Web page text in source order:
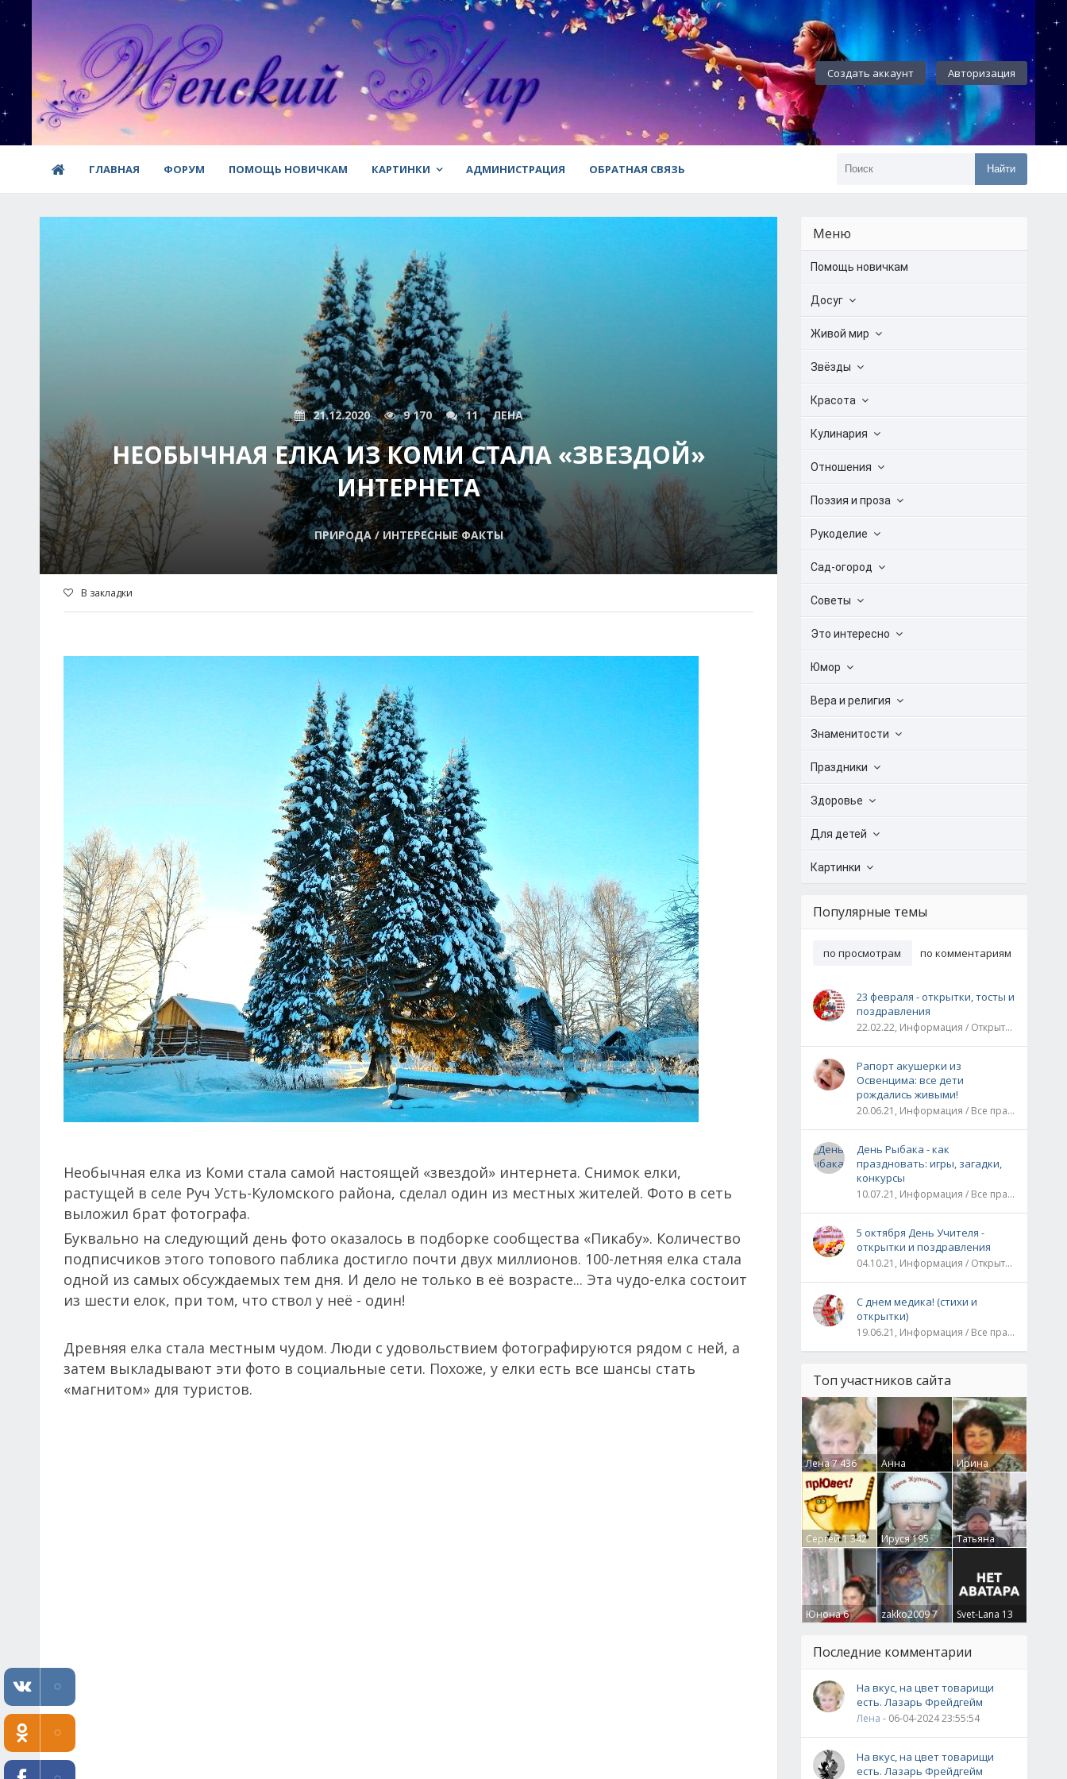
Создать аккаунт Авторизация
ГЛАВНАЯ ФОРУМ ПОМОЩЬ НОВИЧКАМ КАРТИНКИ АДМИНИСТРАЦИЯ ОБРАТНАЯ СВЯЗЬ Найти
21.12.2020 9 170 11 ЛЕНА
НЕОБЫЧНАЯ ЕЛКА ИЗ КОМИ СТАЛА «ЗВЕЗДОЙ»
ИНТЕРНЕТА
ПРИРОДА / ИНТЕРЕСНЫЕ ФАКТЫ
В закладки
Необычная елка из Коми стала самой настоящей «звездой» интернета. Снимок елки,
растущей в селе Руч Усть-Куломского района, сделал один из местных жителей. Фото в сеть
выложил брат фотографа.
Буквально на следующий день фото оказалось в подборке сообщества «Пикабу». Количество
подписчиков этого топового паблика достигло почти двух миллионов. 100-летняя елка стала
одной из самых обсуждаемых тем дня. И дело не только в её возрасте... Эта чудо-елка состоит
из шести елок, при том, что ствол у неё - один!
Древняя елка стала местным чудом. Люди с удовольствием фотографируются рядом с ней, а
затем выкладывают эти фото в социальные сети. Похоже, у елки есть все шансы стать
«магнитом» для туристов.
Меню
Помощь новичкам
Досуг
Живой мир
Звёзды
Красота
Кулинария
Отношения
Поэзия и проза
Рукоделие
Сад-огород
Советы
Это интересно
Юмор
Вера и религия
Знаменитости
Праздники
Здоровье
Для детей
Картинки
Популярные темы
по просмотрам по комментариям
23 февраля - открытки, тосты и
поздравления
22.02.22, Информация / Открытки / Все праздники
Рапорт акушерки из
Освенцима: все дети
рождались живыми!
20.06.21, Информация / Все праздники / Рассказы и истории
День Рыбака - как
праздновать: игры, загадки,
конкурсы
10.07.21, Информация / Все праздники
5 октября День Учителя -
открытки и поздравления
04.10.21, Информация / Открытки / Все праздники
С днем медика! (стихи и
открытки)
19.06.21, Информация / Все праздники
Топ участников сайта
Лена7 436
Анна
Гумлевая0
Ирина
Бруцкая41
Сергей1 342 Ируся195
Татьяна
Крючкова0
Юнона6 zakko20097 Svet-Lana 13
Последние комментарии
На вкус, на цвет товарищи
есть. Лазарь Фрейдгейм
Лена - 06-04-2024 23:55:54
На вкус, на цвет товарищи
есть. Лазарь Фрейдгейм